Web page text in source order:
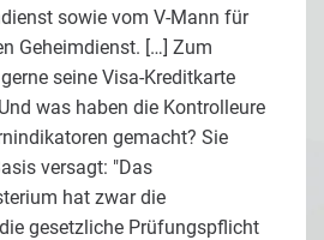
sowie vom V-Mann für
Geheimdienst. […] Zum
seine Visa-Kreditkarte
was haben die Kontrolleure
gemacht? Sie
versagt: "Das
hat zwar die
gesetzliche Prüfungspflicht